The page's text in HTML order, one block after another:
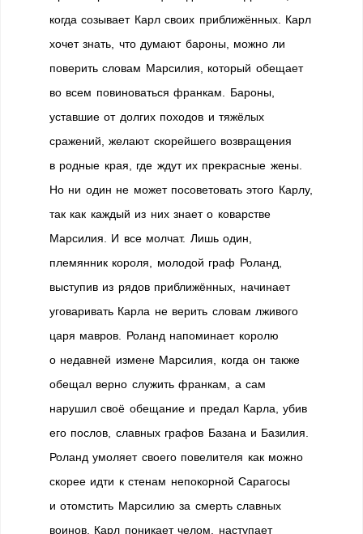
когда созывает Карл своих приближённых. Карл
хочет знать, что думают бароны, можно ли
поверить словам Марсилия, который обещает
во всем повиноваться франкам. Бароны,
уставшие от долгих походов и тяжёлых
сражений, желают скорейшего возвращения
в родные края, где ждут их прекрасные жены.
Но ни один не может посоветовать этого Карлу,
так как каждый из них знает о коварстве
Марсилия. И все молчат. Лишь один,
племянник короля, молодой граф Роланд,
выступив из рядов приближённых, начинает
уговаривать Карла не верить словам лживого
царя мавров. Роланд напоминает королю
о недавней измене Марсилия, когда он также
обещал верно служить франкам, а сам
нарушил своё обещание и предал Карла, убив
его послов, славных графов Базана и Базилия.
Роланд умоляет своего повелителя как можно
скорее идти к стенам непокорной Сарагосы
и отомстить Марсилию за смерть славных
воинов. Карл поникает челом, наступает